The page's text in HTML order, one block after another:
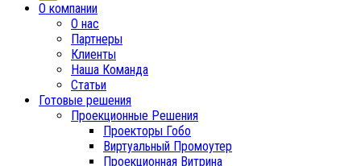
О компании
О нас
Партнеры
Клиенты
Наша Команда
Статьи
Готовые решения
Проекционные Решения
Проекторы Гобо
Виртуальный Промоутер
Проекционная Витрина